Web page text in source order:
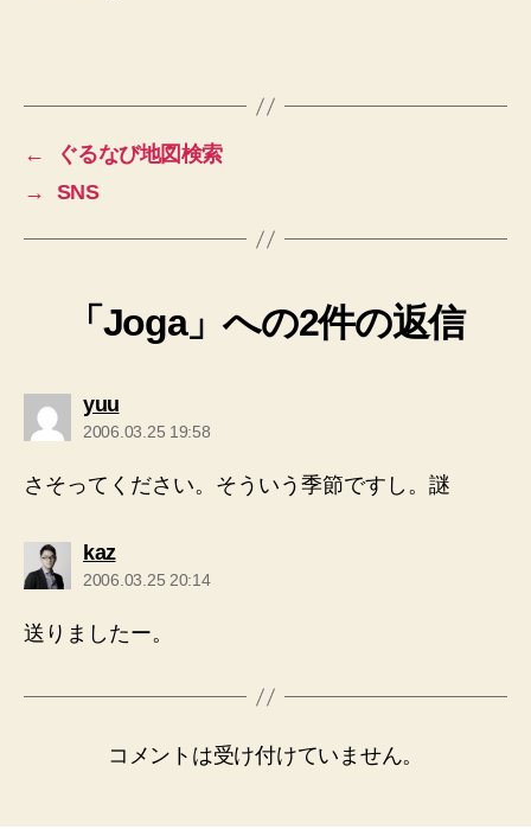
←
ぐるなび地図検索
→
SNS
「Joga」への2件の返信
yuuの
発
2006.03.25 19:58
さそってください。そういう季節ですし。謎
kazの
発
2006.03.25 20:14
送りましたー。
コメントは受け付けていません。